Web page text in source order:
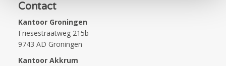
Contact
Kantoor Groningen
Friesestraatweg 215b
9743 AD Groningen
Kantoor Akkrum